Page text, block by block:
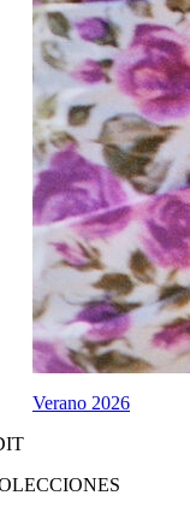
Verano 2026